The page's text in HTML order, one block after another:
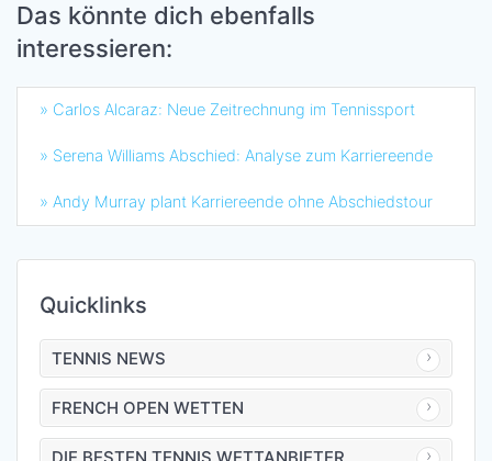
Das könnte dich ebenfalls
interessieren:
» Carlos Alcaraz: Neue Zeitrechnung im Tennissport
» Serena Williams Abschied: Analyse zum Karriereende
» Andy Murray plant Karriereende ohne Abschiedstour
Quicklinks
TENNIS NEWS
FRENCH OPEN WETTEN